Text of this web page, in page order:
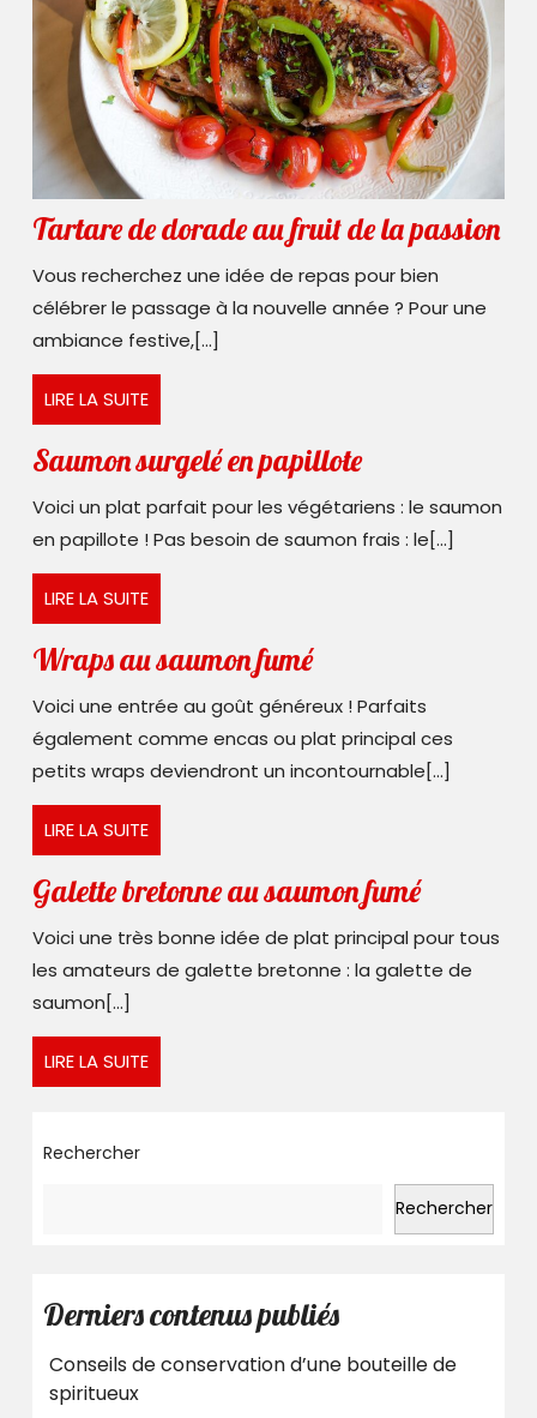
Tartare de dorade au fruit de la passion
Vous recherchez une idée de repas pour bien
célébrer le passage à la nouvelle année ? Pour une
ambiance festive,[...]
LIRE LA SUITELIRE
LA
SUITE
Saumon surgelé en papilloteSaumon
surgelé
en
Voici un plat parfait pour les végétariens : le saumon
en papillote ! Pas besoin de saumon frais : le[...]
LIRE LA SUITELIRE
LA
SUITE
Wraps au saumon fuméWraps
au
saumon
fumé
Voici une entrée au goût généreux ! Parfaits
également comme encas ou plat principal ces
petits wraps deviendront un incontournable[...]
LIRE LA SUITELIRE
LA
SUITE
Galette bretonne au saumon fuméGalette
bretonne
au
Voici une très bonne idée de plat principal pour tous
les amateurs de galette bretonne : la galette de
saumon[...]
LIRE LA SUITELIRE
LA
Rechercher
Rechercher
Derniers contenus publiés
Conseils de conservation d’une bouteille de
spiritueux